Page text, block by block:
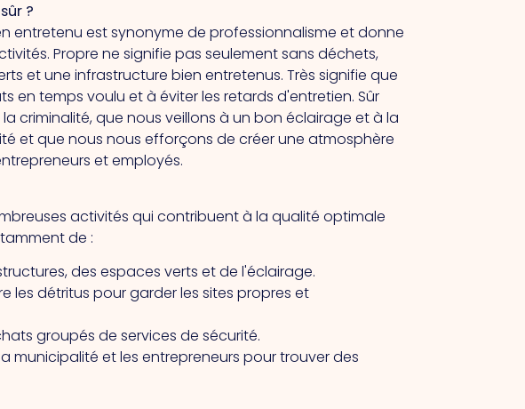
?
entretenu est synonyme de professionnalisme et donne
Propre ne signifie pas seulement sans déchets,
et une infrastructure bien entretenus. Très signifie que
en temps voulu et à éviter les retards d'entretien. Sûr
criminalité, que nous veillons à un bon éclairage et à la
et que nous nous efforçons de créer une atmosphère
et employés.
activités qui contribuent à la qualité optimale
de :
des espaces verts et de l'éclairage.
les détritus pour garder les sites propres et
groupés de services de sécurité.
municipalité et les entrepreneurs pour trouver des